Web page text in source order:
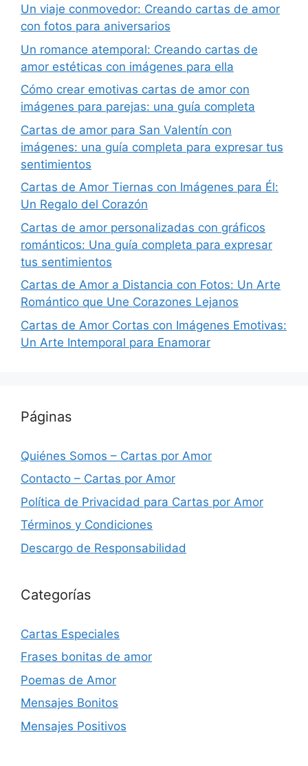
Un viaje conmovedor: Creando cartas de amor
con fotos para aniversarios
Un romance atemporal: Creando cartas de
amor estéticas con imágenes para ella
Cómo crear emotivas cartas de amor con
imágenes para parejas: una guía completa
Cartas de amor para San Valentín con
imágenes: una guía completa para expresar tus
sentimientos
Cartas de Amor Tiernas con Imágenes para Él:
Un Regalo del Corazón
Cartas de amor personalizadas con gráficos
románticos: Una guía completa para expresar
tus sentimientos
Cartas de Amor a Distancia con Fotos: Un Arte
Romántico que Une Corazones Lejanos
Cartas de Amor Cortas con Imágenes Emotivas:
Un Arte Intemporal para Enamorar
Páginas
Quiénes Somos – Cartas por Amor
Contacto – Cartas por Amor
Política de Privacidad para Cartas por Amor
Términos y Condiciones
Descargo de Responsabilidad
Categorías
Cartas Especiales
Frases bonitas de amor
Poemas de Amor
Mensajes Bonitos
Mensajes Positivos